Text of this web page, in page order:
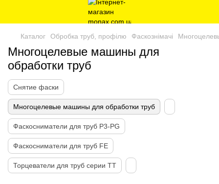
Каталог Обробка труб, профілю Фаскознімачі
Многоцелевые машины для
обработки труб
Снятие фаски
Многоцелевые машины для обработки труб
Фаскосниматели для труб P3-PG
Фаскосниматели для труб FE
Торцеватели для труб серии ТТ